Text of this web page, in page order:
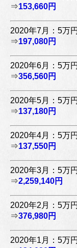
⇒153,660円
2020年7月：5万
⇒197,080円
2020年6月：5万
⇒356,560円
2020年5月：5万
⇒137,180円
2020年4月：5万
⇒137,550円
2020年3月：5万
⇒2,259,140円
2020年2月：5万
⇒376,980円
2020年1月：5万